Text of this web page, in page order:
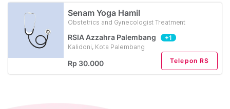
Senam Yoga Hamil
Obstetrics and Gynecologist Treatment
RSIA Azzahra Palembang
+1
Kalidoni, Kota Palembang
Rp 30.000 Telepon RS